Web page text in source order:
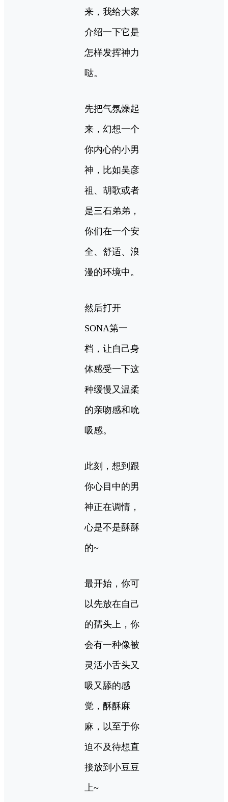
来，我给大家
介绍一下它是
怎样发挥神力
哒。
先把气氛燥起
来，幻想一个
你内心的小男
神，比如吴彦
祖、胡歌或者
是三石弟弟，
你们在一个安
全、舒适、浪
漫的环境中。
然后打开
SONA第一
档，让自己身
体感受一下这
种缓慢又温柔
的亲吻感和吮
吸感。
此刻，想到跟
你心目中的男
神正在调情，
心是不是酥酥
的~
最开始，你可
以先放在自己
的孺头上，你
会有一种像被
灵活小舌头又
吸又舔的感
觉，酥酥麻
麻，以至于你
迫不及待想直
接放到小豆豆
上~